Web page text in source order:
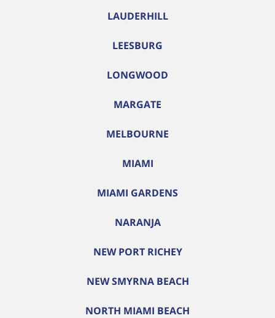
LAUDERHILL
LEESBURG
LONGWOOD
MARGATE
MELBOURNE
MIAMI
MIAMI GARDENS
NARANJA
NEW PORT RICHEY
NEW SMYRNA BEACH
NORTH MIAMI BEACH